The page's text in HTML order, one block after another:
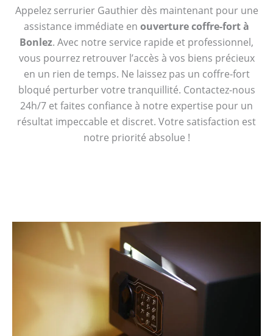
Appelez serrurier Gauthier dès maintenant pour une
assistance immédiate en ouverture coffre-fort à
Bonlez. Avec notre service rapide et professionnel,
vous pourrez retrouver l’accès à vos biens précieux
en un rien de temps. Ne laissez pas un coffre-fort
bloqué perturber votre tranquillité. Contactez-nous
24h/7 et faites confiance à notre expertise pour un
résultat impeccable et discret. Votre satisfaction est
notre priorité absolue !